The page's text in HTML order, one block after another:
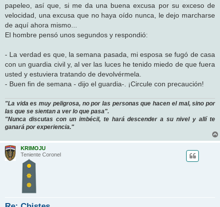
papeleo, así que, si me da una buena excusa por su exceso de
velocidad, una excusa que no haya oído nunca, le dejo marcharse
de aquí ahora mismo...
El hombre pensó unos segundos y respondió:
- La verdad es que, la semana pasada, mi esposa se fugó de casa
con un guardia civil y, al ver las luces he tenido miedo de que fuera
usted y estuviera tratando de devolvérmela.
- Buen fin de semana - dijo el guardia-. ¡Circule con precaución!
"La vida es muy peligrosa, no por las personas que hacen el mal, sino por
las que se sientan a ver lo que pasa".
"Nunca discutas con un imbécil, te hará descender a su nivel y allí te
ganará por experiencia."
KRIMOJU
Teniente Coronel